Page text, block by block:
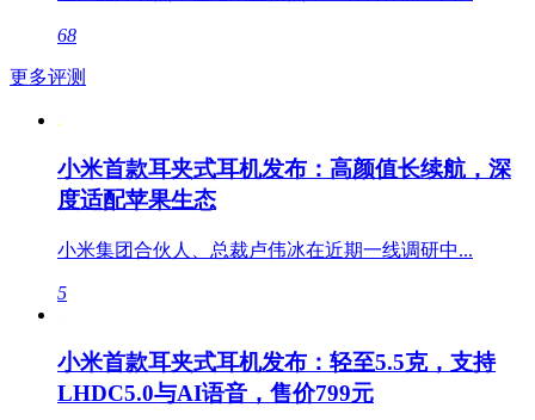
68
更多评测
小米首款耳夹式耳机发布：高颜值长续航，深
度适配苹果生态
小米集团合伙人、总裁卢伟冰在近期一线调研中...
5
小米首款耳夹式耳机发布：轻至5.5克，支持
LHDC5.0与AI语音，售价799元